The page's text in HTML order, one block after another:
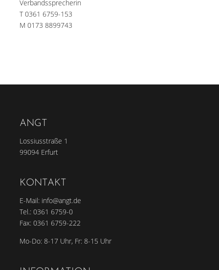
Verbandssprecherin
T 0361 6759-153
M 0173 8899743
ANGT
Lossiusstraße 1
99094 Erfurt
KONTAKT
E-Mail: info@angt.de
Tel.: 0361 6759-0
Fax: 0361 6759-222
Mo-Do: 8-17 Uhr, Fr: 8-15 Uhr